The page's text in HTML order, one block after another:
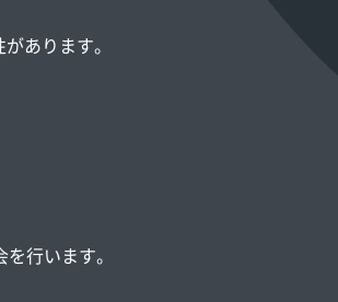
あります。
行います。